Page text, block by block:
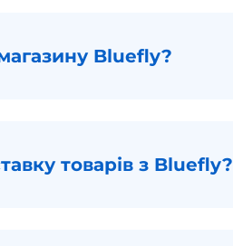
Bluefly?
товарів з Bluefly?